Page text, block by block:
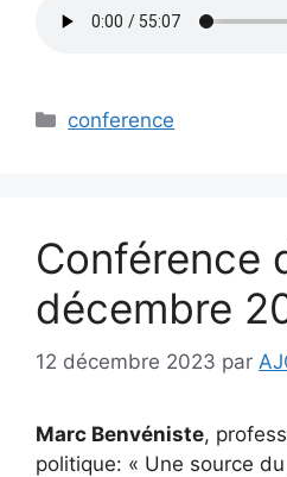
Catégories
conference
Conférence
décembre
12 décembre 2023 par
Marc Benvéniste,
politique: « Une source